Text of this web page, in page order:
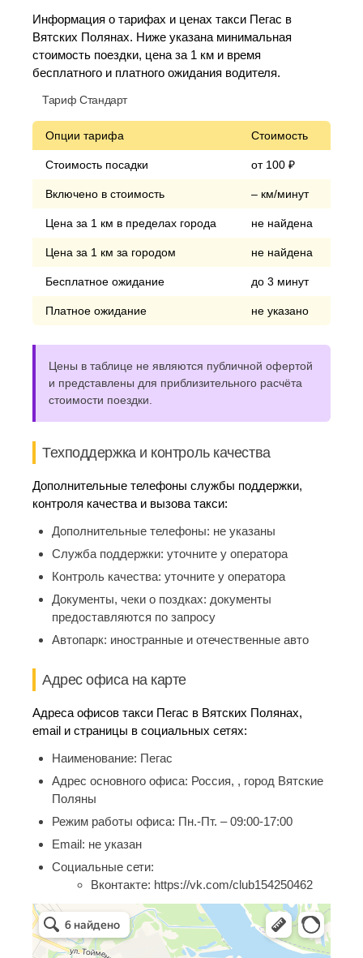
Информация о тарифах и ценах такси Пегас в
Вятских Полянах. Ниже указана минимальная
стоимость поездки, цена за 1 км и время
бесплатного и платного ожидания водителя.
Тариф Стандарт
Опции тарифа Стоимость
Стоимость посадки от 100 ₽
Включено в стоимость – км/минут
Цена за 1 км в пределах города не найдена
Цена за 1 км за городом не найдена
Бесплатное ожидание до 3 минут
Платное ожидание не указано
Цены в таблице не являются публичной офертой
и представлены для приблизительного расчёта
стоимости поездки.
Техподдержка и контроль качества
Дополнительные телефоны службы поддержки,
контроля качества и вызова такси:
Дополнительные телефоны: не указаны
Служба поддержки: уточните у оператора
Контроль качества: уточните у оператора
Документы, чеки о поздках: документы
предоставляются по запросу
Автопарк: иностранные и отечественные авто
Адрес офиса на карте
Адреса офисов такси Пегас в Вятских Полянах,
email и страницы в социальных сетях:
Наименование: Пегас
Адрес основного офиса: Россия, , город Вятские
Поляны
Режим работы офиса: Пн.-Пт. – 09:00-17:00
Email: не указан
Социальные сети:
Вконтакте: https://vk.com/club154250462